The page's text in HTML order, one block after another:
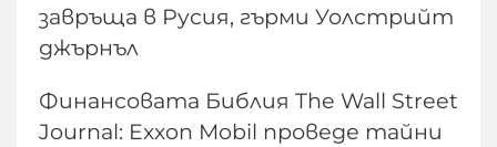
завръща в Русия, гърми Уолстрийт
джърнъл
Финансовата Библия The Wall Street
Journal: Exxon Mobil проведе тайни